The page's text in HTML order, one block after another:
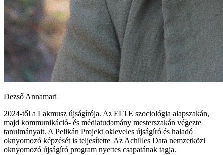
Dezső Annamari
2024-től a Lakmusz újságírója. Az ELTE szociológia alapszakán,
majd kommunikáció- és médiatudomány mesterszakán végezte
tanulmányait. A Pelikán Projekt okleveles újságíró és haladó
oknyomozó képzését is teljesítette. Az Achilles Data nemzetközi
oknyomozó újságíró program nyertes csapatának tagja.